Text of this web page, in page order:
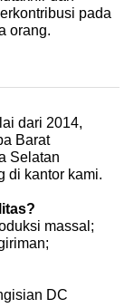
pada
orang.
dari 2014,
Barat
Selatan
di kantor kami.
massal;
DC